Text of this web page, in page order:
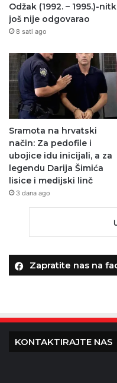
Odžak (1992. – 1995.)-
još nije odgovarao
8 sati ago
Sramota na hrvatski
način: Za pedofile i
ubojice idu inicijali, a za
legendu Darija Šimića
lisice i medijski linč
3 dana ago
Zapratite nas na
KONTAKTIRAJTE NAS